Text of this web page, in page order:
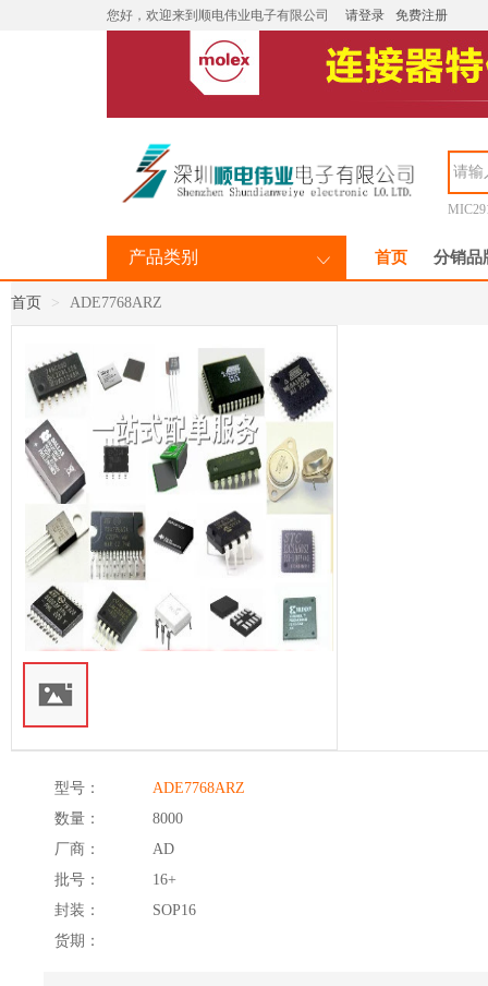
您好，欢迎来到顺电伟业电子有限公司 请登录 免费注册
产品类别 首页 分销品
首页 ADE7768ARZ
型号：
ADE7768ARZ
数量：
8000
厂商：
AD
批号：
16+
封装：
SOP16
货期：